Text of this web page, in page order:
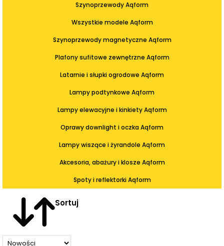
Szynoprzewody Aqform
Wszystkie modele Aqform
Szynoprzewody magnetyczne Aqform
Plafony sufitowe zewnętrzne Aqform
Latarnie i słupki ogrodowe Aqform
Lampy podtynkowe Aqform
Lampy elewacyjne i kinkiety Aqform
Oprawy downlight i oczka Aqform
Lampy wiszące i żyrandole Aqform
Akcesoria, abażury i klosze Aqform
Spoty i reflektorki Aqform
Sortuj